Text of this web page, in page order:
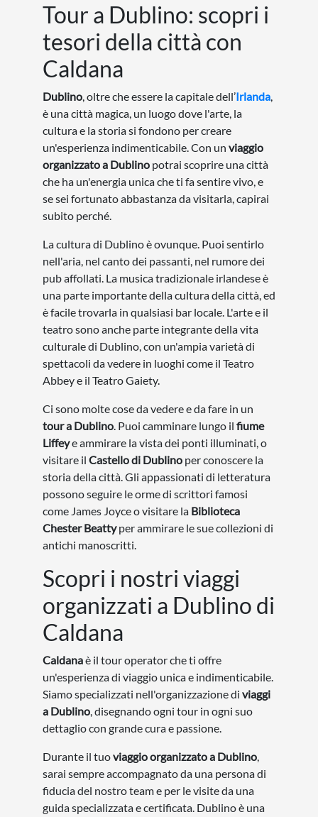
Tour a Dublino: scopri i
tesori della città con
Caldana
Dublino, oltre che essere la capitale dell’Irlanda,
è una città magica, un luogo dove l'arte, la
cultura e la storia si fondono per creare
un'esperienza indimenticabile. Con un viaggio
organizzato a Dublino potrai scoprire una città
che ha un'energia unica che ti fa sentire vivo, e
se sei fortunato abbastanza da visitarla, capirai
subito perché.
La cultura di Dublino è ovunque. Puoi sentirlo
nell'aria, nel canto dei passanti, nel rumore dei
pub affollati. La musica tradizionale irlandese è
una parte importante della cultura della città, ed
è facile trovarla in qualsiasi bar locale. L'arte e il
teatro sono anche parte integrante della vita
culturale di Dublino, con un'ampia varietà di
spettacoli da vedere in luoghi come il Teatro
Abbey e il Teatro Gaiety.
Ci sono molte cose da vedere e da fare in un
tour a Dublino. Puoi camminare lungo il fiume
Liffeye ammirare la vista dei ponti illuminati, o
visitare il Castello di Dublino per conoscere la
storia della città. Gli appassionati di letteratura
possono seguire le orme di scrittori famosi
come James Joyce o visitare la Biblioteca
Chester Beattyper ammirare le sue collezioni di
antichi manoscritti.
Scopri i nostri viaggi
organizzati a Dublino di
Caldana
Caldanaè il tour operator che ti offre
un'esperienza di viaggio unica e indimenticabile.
Siamo specializzati nell'organizzazione di viaggi
a Dublino, disegnando ogni tour in ogni suo
dettaglio con grande cura e passione.
Durante il tuoviaggio organizzato a Dublino,
sarai sempre accompagnato da una persona di
fiducia del nostro team e per le visite da una
guida specializzata e certificata. Dublino è una